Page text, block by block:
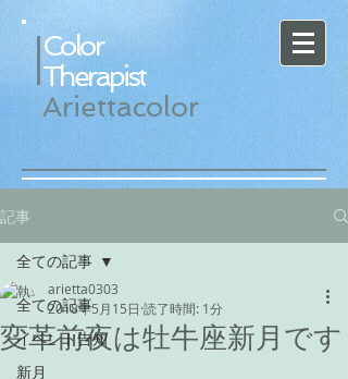
Color
Therapist
Ariettacolor
記事
全ての記事
イベント告知
新月
全ての記事
変革前夜は牡牛座新月です
arietta0303
2018年5月15日 読了時間: 1分